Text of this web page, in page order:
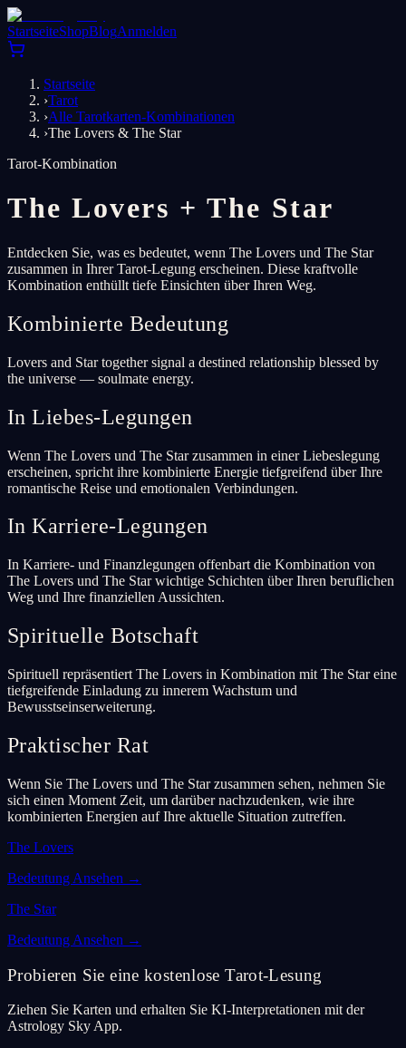
StartseiteShopBlogAnmelden
Startseite
›Tarot
›Alle Tarotkarten-Kombinationen
›The Lovers & The Star
Tarot-Kombination
The Lovers +The Star
Entdecken Sie, was es bedeutet, wenn The Lovers und The Star
zusammen in Ihrer Tarot-Legung erscheinen. Diese kraftvolle
Kombination enthüllt tiefe Einsichten über Ihren Weg.
Kombinierte Bedeutung
Lovers and Star together signal a destined relationship blessed by
the universe — soulmate energy.
In Liebes-Legungen
Wenn The Lovers und The Star zusammen in einer Liebeslegung
erscheinen, spricht ihre kombinierte Energie tiefgreifend über Ihre
romantische Reise und emotionalen Verbindungen.
In Karriere-Legungen
In Karriere- und Finanzlegungen offenbart die Kombination von
The Lovers und The Star wichtige Schichten über Ihren beruflichen
Weg und Ihre finanziellen Aussichten.
Spirituelle Botschaft
Spirituell repräsentiert The Lovers in Kombination mit The Star eine
tiefgreifende Einladung zu innerem Wachstum und
Bewusstseinserweiterung.
Praktischer Rat
Wenn Sie The Lovers und The Star zusammen sehen, nehmen Sie
sich einen Moment Zeit, um darüber nachzudenken, wie ihre
kombinierten Energien auf Ihre aktuelle Situation zutreffen.
The Lovers
Bedeutung Ansehen →
The Star
Bedeutung Ansehen →
Probieren Sie eine kostenlose Tarot-Lesung
Ziehen Sie Karten und erhalten Sie KI-Interpretationen mit der
Astrology Sky App.